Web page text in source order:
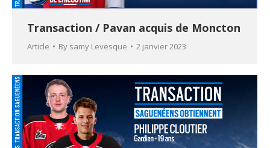
Transaction / Pavan acquis de Moncton
Article By samy Levesque 2 janvier 2023